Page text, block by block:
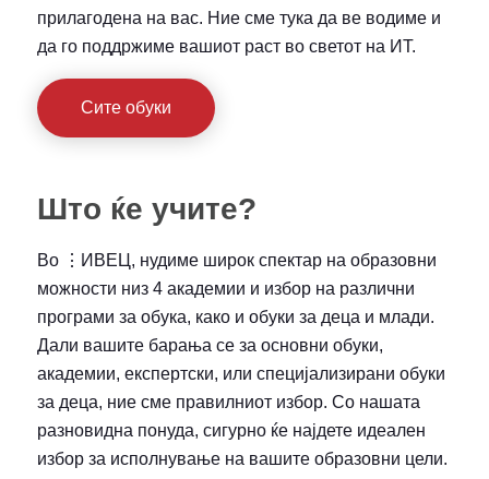
прилагодена на вас. Ние сме тука да ве водиме и
да го поддржиме вашиот раст во светот на ИТ.
Сите обуки
Што ќе учите?
Во ⋮ИВЕЦ, нудиме широк спектар на образовни
можности низ 4 академии и избор на различни
програми за обука, како и обуки за деца и млади.
Дали вашите барања се за основни обуки,
академии, експертски, или специјализирани обуки
за деца, ние сме правилниот избор. Со нашата
разновидна понуда, сигурно ќе најдете идеален
избор за исполнување на вашите образовни цели.